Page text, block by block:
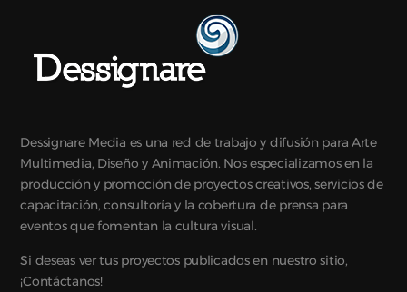
Dessignare Media es una red de trabajo y difusión para Arte
Multimedia, Diseño y Animación. Nos especializamos en la
producción y promoción de proyectos creativos, servicios de
capacitación, consultoría y la cobertura de prensa para
eventos que fomentan la cultura visual.
Si deseas ver tus proyectos publicados en nuestro sitio,
¡Contáctanos!